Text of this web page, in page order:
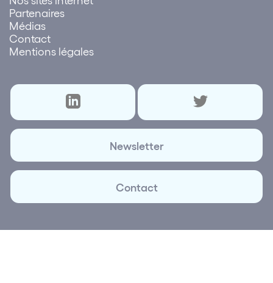
Partenaires
Médias
Contact
Mentions légales
Newsletter
Contact